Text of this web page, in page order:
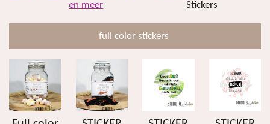
en meer
Stickers
full color stickers